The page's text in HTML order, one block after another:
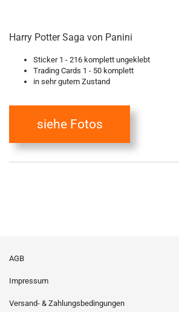
Harry Potter Saga von Panini
Sticker 1 - 216 komplett ungeklebt
Trading Cards 1 - 50 komplett
in sehr gutem Zustand
siehe Fotos
AGB
Impressum
Versand- & Zahlungsbedingungen